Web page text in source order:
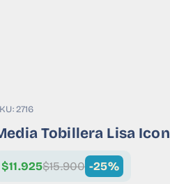
2716
Tobillera Lisa
$11.925$15.900 -25%